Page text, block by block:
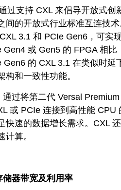
过支持 CXL 来倡导开放式创
间的开放式行业标准互连技
3.1 和 PCIe Gen6，可实
Gen4 或 Gen5 的 FPGA 相
Gen6 的 CXL 3.1 在类似时
构和一致性功能。
通过将第二代 Versal
或 PCIe 连接到高性能
快速的数据增长需求。CXL
计算。
储器带宽及利用率